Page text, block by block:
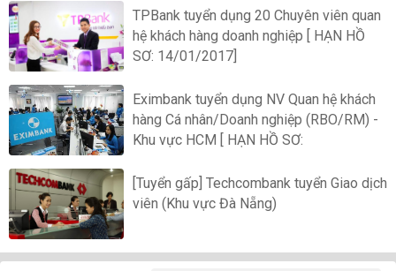
TPBank tuyển dụng 20 Chuyên viên quan
hệ khách hàng doanh nghiệp [ HẠN HỒ
SƠ: 14/01/2017]
Eximbank tuyển dụng NV Quan hệ khách
hàng Cá nhân/Doanh nghiệp (RBO/RM) -
Khu vực HCM [ HẠN HỒ SƠ:
[Tuyển gấp] Techcombank tuyển Giao dịch
viên (Khu vực Đà Nẵng)